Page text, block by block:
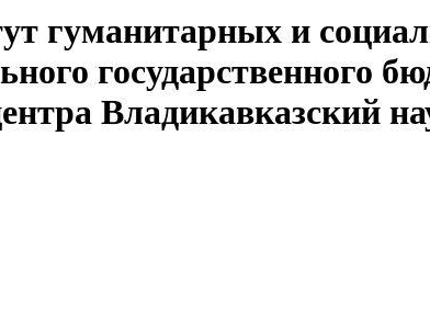
гуманитарных и
государственного
Владикавказский